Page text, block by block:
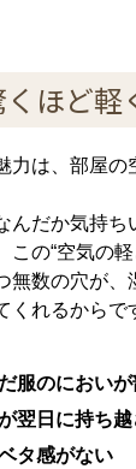
ほど軽
力は、部屋の
んだか気持ち
の“空気の軽
無数の穴が、
くれるからで
服のにおい
翌日に持ち
タ感がない